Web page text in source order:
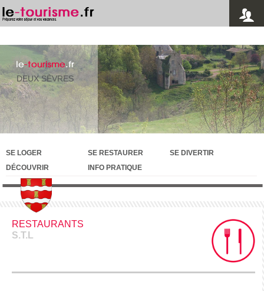
le-tourisme.fr
DEUX SÈVRES
SE LOGER SE RESTAURER
SE DIVERTIR
DÉCOUVRIR
INFO PRATIQUE
RESTAURANTS
S.T.L